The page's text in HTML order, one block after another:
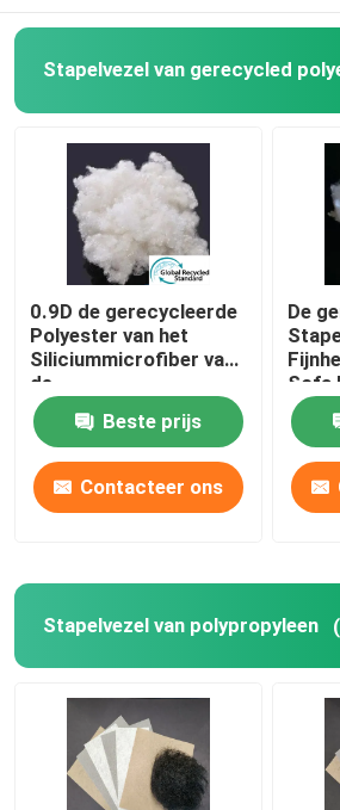
Maagdelijke
Laagsmeltende vezels
niet geweven polypropyleenstof
Polypropyleen
Microvezel schoonmaakdoekje
Niet-geweven Schoonmakende
Stapelvezel van gerecycled
0.9D de gerecycleerde
Polyester van het
Siliciummicrofiber van
de
Polyesterstapelvezel
Beste prijs
Contacteer ons
De
Sofa
Stapelvezel van polypropyleen